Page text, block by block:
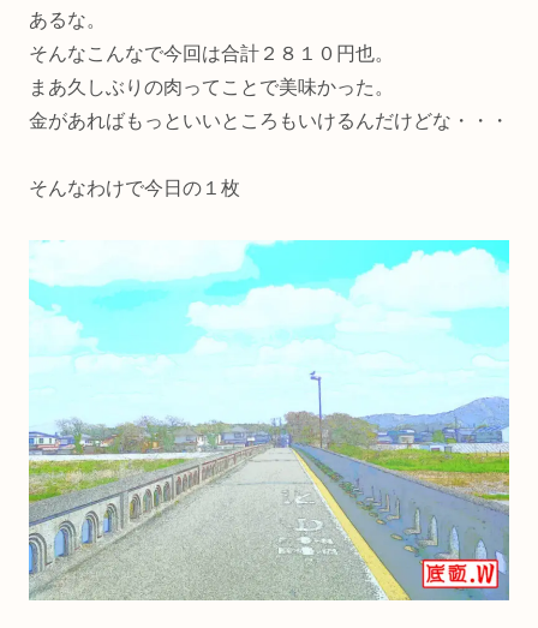
あるな。
そんなこんなで今回は合計２８１０円也。
まあ久しぶりの肉ってことで美味かった。
金があればもっといいところもいけるんだけどな・・・
そんなわけで今日の１枚